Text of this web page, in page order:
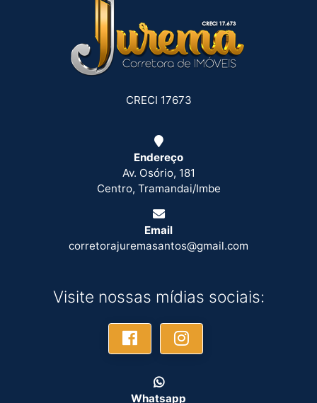
CRECI 17673
Endereço
Av. Osório, 181
Centro, Tramandai/Imbe
Email
corretorajuremasantos@gmail.com
Visite nossas mídias sociais:
Whatsapp